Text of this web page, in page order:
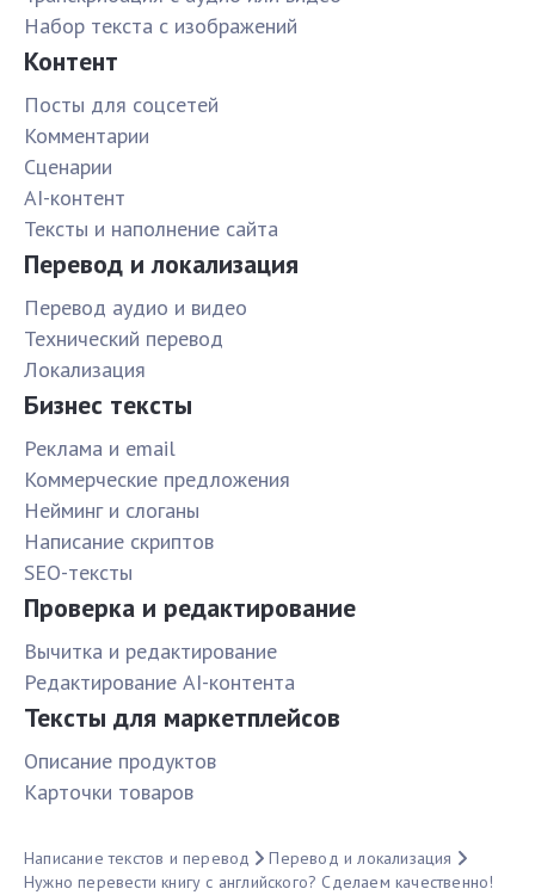
Набор текста с изображений
Контент
Посты для соцсетей
Комментарии
Сценарии
AI-контент
Тексты и наполнение сайта
Перевод и локализация
Перевод аудио и видео
Технический перевод
Локализация
Бизнес тексты
Реклама и email
Коммерческие предложения
Нейминг и слоганы
Написание скриптов
SEO-тексты
Проверка и редактирование
Вычитка и редактирование
Редактирование AI-контента
Тексты для маркетплейсов
Описание продуктов
Карточки товаров
Написание текстов и перевод
Перевод и локализация
Нужно перевести книгу с английского? Сделаем качественно!